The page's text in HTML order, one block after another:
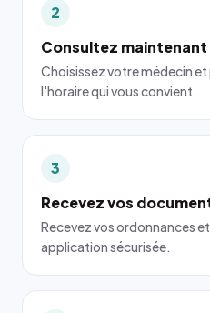
2
Consultez
Choisissez votre médecin
l'horaire qui vous convient.
3
Recevez vos
Recevez vos ordonnances
application sécurisée.